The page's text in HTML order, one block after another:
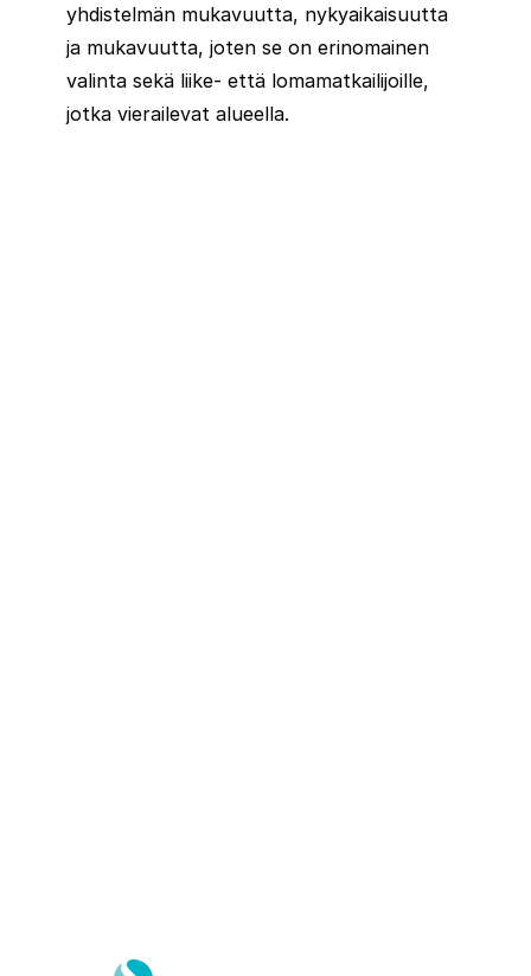
yhdistelmän mukavuutta, nykyaikaisuutta
ja mukavuutta, joten se on erinomainen
valinta sekä liike- että lomamatkailijoille,
jotka vierailevat alueella.